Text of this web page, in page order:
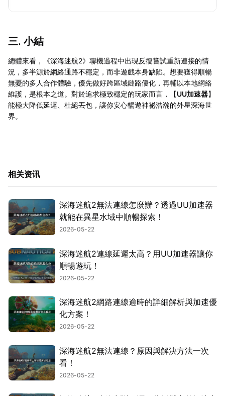
三. 小結
總體來看，《深海迷航2》聯機過程中出現反復嘗試重新連接的情
況，多半源於網絡通路不穩定，而非遊戲本身缺陷。想要獲得順暢
無憂的多人合作體驗，優先做好跨區域鏈路優化，再輔以本地網絡
維護，是根本之道。對於追求極致穩定的玩家而言，【UU加速器】
能極大降低延遲、杜絕丟包，讓你安心暢遊神祕浩瀚的外星深海世
界。
相关资讯
深海迷航2無法連線怎麼辦？透過UU加速器
就能在異星水域中順暢探索！
2026-05-22
深海迷航2連線延遲太高？用UU加速器讓你
順暢遊玩！
2026-05-22
深海迷航2網路連線逾時的詳細解析與加速優
化方案！
2026-05-22
深海迷航2無法連線？原因與解決方法一次
看！
2026-05-22